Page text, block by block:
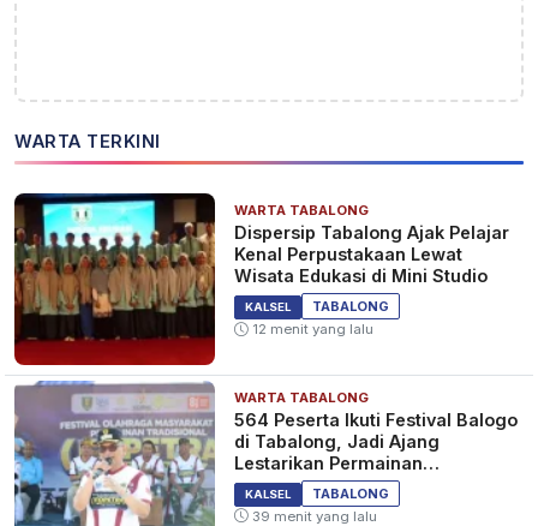
WARTA TERKINI
WARTA TABALONG
Dispersip Tabalong Ajak Pelajar
Kenal Perpustakaan Lewat
Wisata Edukasi di Mini Studio
KALSEL
TABALONG
12 menit yang lalu
WARTA TABALONG
564 Peserta Ikuti Festival Balogo
di Tabalong, Jadi Ajang
Lestarikan Permainan
Tradisional
KALSEL
TABALONG
39 menit yang lalu